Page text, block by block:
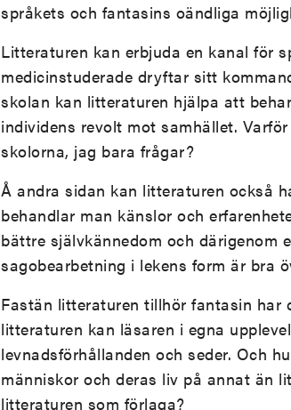
språkets och fantasins oändliga
Litteraturen kan erbjuda en kanal för
medicinstuderade dryftar sitt
skolan kan litteraturen hjälpa att
individens revolt mot samhället.
skolorna, jag bara frågar?
Å andra sidan kan litteraturen också
behandlar man känslor och
bättre självkännedom och därigenom
sagobearbetning i lekens form är bra
Fastän litteraturen tillhör fantasin har
litteraturen kan läsaren i egna
levnadsförhållanden och seder. Och
människor och deras liv på annat än
litteraturen som förlaga?